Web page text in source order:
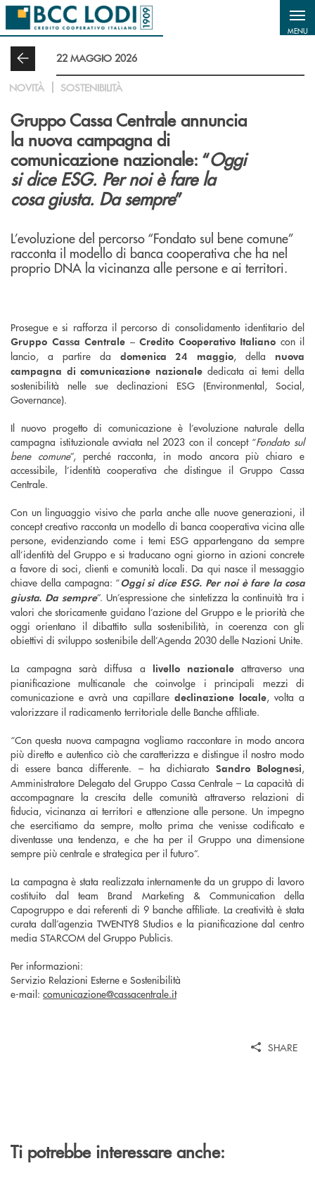
Salta al contenuto principale
MENU
22 MAGGIO 2026
NOVITÀ SOSTENIBILITÀ
Gruppo Cassa Centrale annuncia
la nuova campagna di
comunicazione nazionale: “Oggi
si dice ESG. Per noi è fare la
cosa giusta. Da sempre”
L’evoluzione del percorso “Fondato sul bene comune”
racconta il modello di banca cooperativa che ha nel
proprio DNA la vicinanza alle persone e ai territori.
Prosegue e si rafforza il percorso di consolidamento identitario del
Gruppo Cassa Centrale – Credito Cooperativo Italiano con il
lancio, a partire da domenica 24 maggio, della nuova
campagna di comunicazione nazionale dedicata ai temi della
sostenibilità nelle sue declinazioni ESG (Environmental, Social,
Governance).
Il nuovo progetto di comunicazione è l’evoluzione naturale della
campagna istituzionale avviata nel 2023 con il concept “Fondato sul
bene comune”, perché racconta, in modo ancora più chiaro e
accessibile, l’identità cooperativa che distingue il Gruppo Cassa
Centrale.
Con un linguaggio visivo che parla anche alle nuove generazioni, il
concept creativo racconta un modello di banca cooperativa vicina alle
persone, evidenziando come i temi ESG appartengano da sempre
all’identità del Gruppo e si traducano ogni giorno in azioni concrete
a favore di soci, clienti e comunità locali. Da qui nasce il messaggio
chiave della campagna: “Oggi si dice ESG. Per noi è fare la cosa
giusta. Da sempre”. Un’espressione che sintetizza la continuità tra i
valori che storicamente guidano l’azione del Gruppo e le priorità che
oggi orientano il dibattito sulla sostenibilità, in coerenza con gli
obiettivi di sviluppo sostenibile dell’Agenda 2030 delle Nazioni Unite.
La campagna sarà diffusa a livello nazionaleattraverso una
pianificazione multicanale che coinvolge i principali mezzi di
comunicazione e avrà una capillare declinazione locale, volta a
valorizzare il radicamento territoriale delle Banche affiliate.
“Con questa nuova campagna vogliamo raccontare in modo ancora
più diretto e autentico ciò che caratterizza e distingue il nostro modo
di essere banca differente. – ha dichiarato Sandro Bolognesi,
Amministratore Delegato del Gruppo Cassa Centrale – La capacità di
accompagnare la crescita delle comunità attraverso relazioni di
fiducia, vicinanza ai territori e attenzione alle persone. Un impegno
che esercitiamo da sempre, molto prima che venisse codificato e
diventasse una tendenza, e che ha per il Gruppo una dimensione
sempre più centrale e strategica per il futuro”.
La campagna è stata realizzata internamente da un gruppo di lavoro
costituito dal team Brand Marketing & Communication della
Capogruppo e dai referenti di 9 banche affiliate. La creatività è stata
curata dall’agenzia TWENTY8 Studios e la pianificazione dal centro
media STARCOM del Gruppo Publicis.
Per informazioni:
Servizio Relazioni Esterne e Sostenibilità
e-mail: comunicazione@cassacentrale.it
SHARE
Ti potrebbe interessare anche: